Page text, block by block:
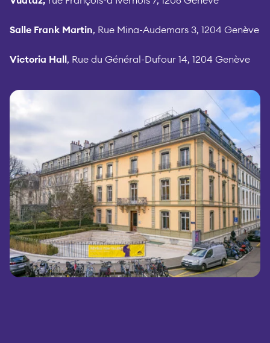
Salle Frank Martin, Rue Mina-Audemars 3, 1204 Genève
Victoria Hall , Rue du Général-Dufour 14, 1204 Genève